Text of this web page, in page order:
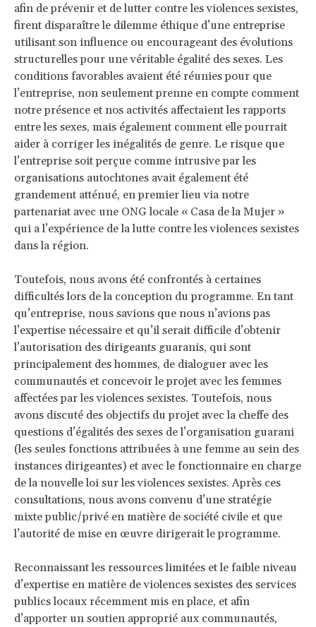
afin de prévenir et de lutter contre les violences sexistes,
firent disparaître le dilemme éthique d’une entreprise
utilisant son influence ou encourageant des évolutions
structurelles pour une véritable égalité des sexes. Les
conditions favorables avaient été réunies pour que
l’entreprise, non seulement prenne en compte comment
notre présence et nos activités affectaient les rapports
entre les sexes, mais également comment elle pourrait
aider à corriger les inégalités de genre. Le risque que
l’entreprise soit perçue comme intrusive par les
organisations autochtones avait également été
grandement atténué, en premier lieu via notre
partenariat avec une ONG locale « Casa de la Mujer »
qui a l’expérience de la lutte contre les violences sexistes
dans la région.
Toutefois, nous avons été confrontés à certaines
difficultés lors de la conception du programme. En tant
qu’entreprise, nous savions que nous n’avions pas
l’expertise nécessaire et qu’il serait difficile d’obtenir
l’autorisation des dirigeants guaranis, qui sont
principalement des hommes, de dialoguer avec les
communautés et concevoir le projet avec les femmes
affectées par les violences sexistes. Toutefois, nous
avons discuté des objectifs du projet avec la cheffe des
questions d’égalités des sexes de l’organisation guarani
(les seules fonctions attribuées à une femme au sein des
instances dirigeantes) et avec le fonctionnaire en charge
de la nouvelle loi sur les violences sexistes. Après ces
consultations, nous avons convenu d’une stratégie
mixte public/privé en matière de société civile et que
l’autorité de mise en œuvre dirigerait le programme.
Reconnaissant les ressources limitées et le faible niveau
d’expertise en matière de violences sexistes des services
publics locaux récemment mis en place, et afin
d’apporter un soutien approprié aux communautés,